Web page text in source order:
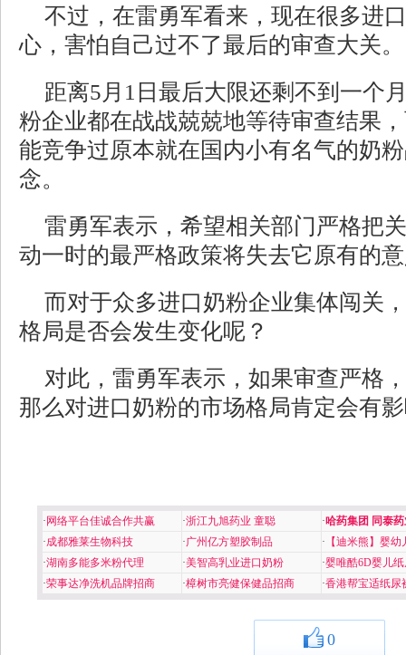
不过，在雷勇军看来，现在很多进
心，害怕自己过不了最后的审查大关。
距离5月1日最后大限还剩不到一个
粉企业都在战战兢兢地等待审查结果
能竞争过原本就在国内小有名气的奶
念。
雷勇军表示，希望相关部门严格把
动一时的最严格政策将失去它原有的
而对于众多进口奶粉企业集体闯关
格局是否会发生变化呢？
对此，雷勇军表示，如果审查严格
那么对进口奶粉的市场格局肯定会有
· 网络平台佳诚合作共赢 ·浙江九旭药业 童聪 ·哈药集团 同泰
·成都雅莱生物科技 ·广州亿方塑胶制品 · 【迪米熊】婴幼
·湖南多能多米粉代理 ·美智高乳业进口奶粉 ·婴唯酷6D婴儿
·荣事达净洗机品牌招商 ·樟树市亮健保健品招商 ·香港帮宝适纸尿
0